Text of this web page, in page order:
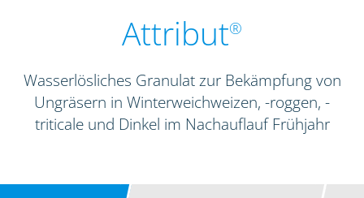
Attribut®
Wasserlösliches Granulat zur Bekämpfung von
Ungräsern in Winterweichweizen, -roggen, -
triticale und Dinkel im Nachauflauf Frühjahr